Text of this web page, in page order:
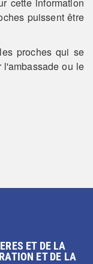
puissent être
proches qui se
l'ambassade ou le
ET DE LA
ET DE LA